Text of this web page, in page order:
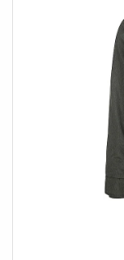
de serrage
aux petites
Extrémités des
bon maintien
dos Poches à
poches zippées
Coupe droite